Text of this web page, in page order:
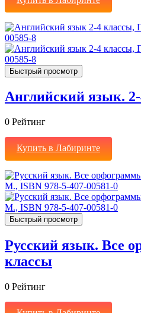
Быстрый просмотр
Английский язык.
0 Рейтинг
Купить в Лабиринте
Быстрый просмотр
Русский язык. Все
классы
0 Рейтинг